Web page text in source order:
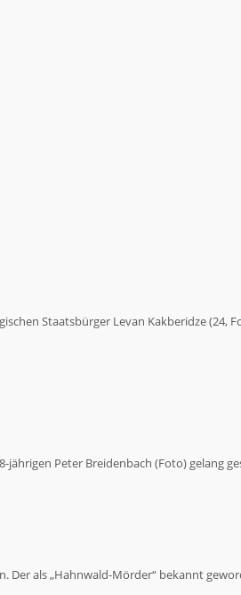
Staatsbürger Levan Kakberidze (24,
Peter Breidenbach (Foto) gelang
als „Hahnwald-Mörder“ bekannt